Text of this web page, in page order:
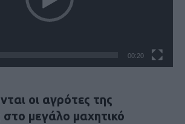
00:20
οι αγρότες της
μεγάλο μαχητικό